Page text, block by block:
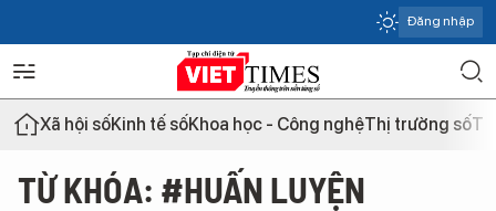
Đăng nhập
Xã hội sốKinh tế sốKhoa học - Công nghệThị trường số
TỪ KHÓA: #HUẤN LUYỆN